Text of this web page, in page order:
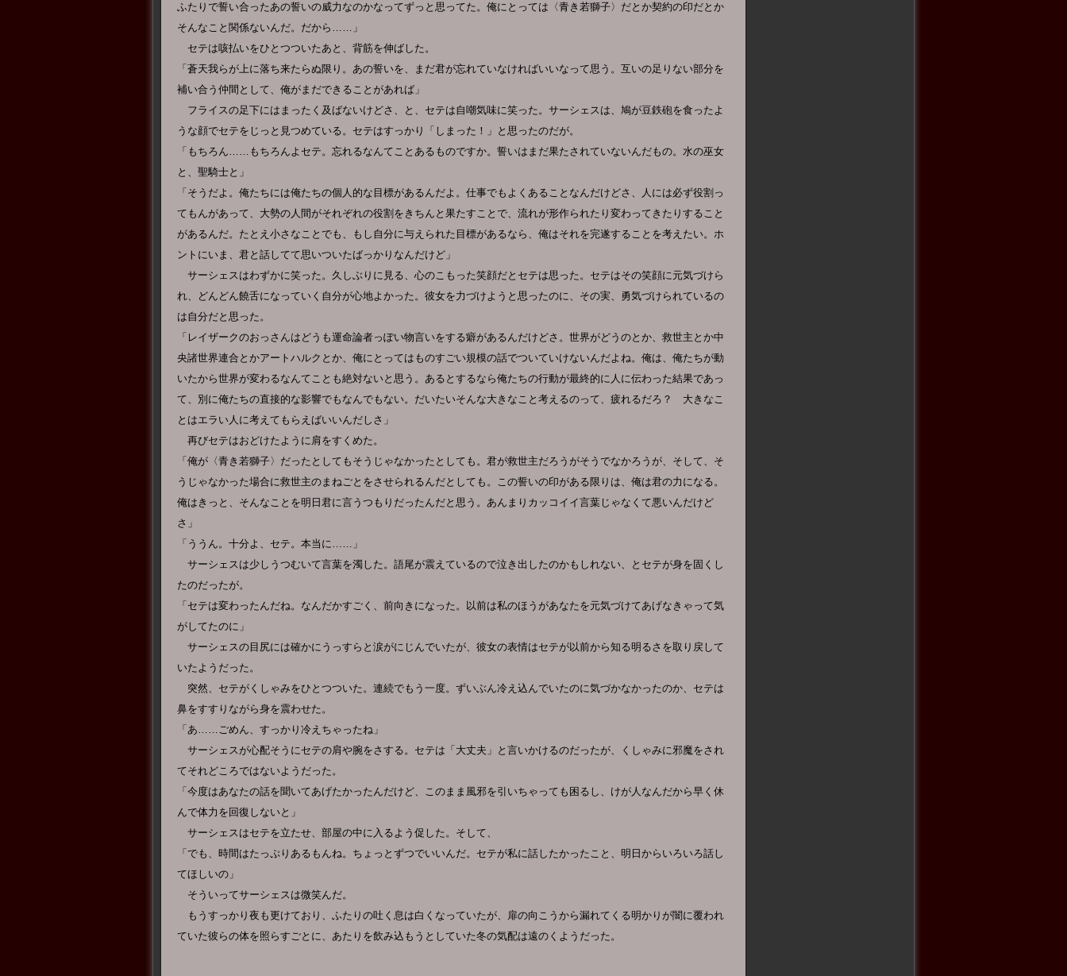
ふたりで誓い合ったあの誓いの威力なのかなってずっと思ってた。俺にとっては〈青き若獅子〉だとか契約の印だとか
そんなこと関係ないんだ。だから……」
セテは咳払いをひとつついたあと、背筋を伸ばした。
「蒼天我らが上に落ち来たらぬ限り。あの誓いを、まだ君が忘れていなければいいなって思う。互いの足りない部分を
補い合う仲間として、俺がまだできることがあれば」
フライスの足下にはまったく及ばないけどさ、と、セテは自嘲気味に笑った。サーシェスは、鳩が豆鉄砲を食ったよ
うな顔でセテをじっと見つめている。セテはすっかり「しまった！」と思ったのだが。
「もちろん……もちろんよセテ。忘れるなんてことあるものですか。誓いはまだ果たされていないんだもの。水の巫女
と、聖騎士と」
「そうだよ。俺たちには俺たちの個人的な目標があるんだよ。仕事でもよくあることなんだけどさ、人には必ず役割っ
てもんがあって、大勢の人間がそれぞれの役割をきちんと果たすことで、流れが形作られたり変わってきたりすること
があるんだ。たとえ小さなことでも、もし自分に与えられた目標があるなら、俺はそれを完遂することを考えたい。ホ
ントにいま、君と話してて思いついたばっかりなんだけど」
サーシェスはわずかに笑った。久しぶりに見る、心のこもった笑顔だとセテは思った。セテはその笑顔に元気づけら
れ、どんどん饒舌になっていく自分が心地よかった。彼女を力づけようと思ったのに、その実、勇気づけられているの
は自分だと思った。
「レイザークのおっさんはどうも運命論者っぽい物言いをする癖があるんだけどさ。世界がどうのとか、救世主とか中
央諸世界連合とかアートハルクとか、俺にとってはものすごい規模の話でついていけないんだよね。俺は、俺たちが動
いたから世界が変わるなんてことも絶対ないと思う。あるとするなら俺たちの行動が最終的に人に伝わった結果であっ
て、別に俺たちの直接的な影響でもなんでもない。だいたいそんな大きなこと考えるのって、疲れるだろ？ 大きなこ
とはエラい人に考えてもらえばいいんだしさ」
再びセテはおどけたように肩をすくめた。
「俺が〈青き若獅子〉だったとしてもそうじゃなかったとしても。君が救世主だろうがそうでなかろうが、そして、そ
うじゃなかった場合に救世主のまねごとをさせられるんだとしても。この誓いの印がある限りは、俺は君の力になる。
俺はきっと、そんなことを明日君に言うつもりだったんだと思う。あんまりカッコイイ言葉じゃなくて悪いんだけど
さ」
「ううん。十分よ、セテ。本当に……」
サーシェスは少しうつむいて言葉を濁した。語尾が震えているので泣き出したのかもしれない、とセテが身を固くし
たのだったが。
「セテは変わったんだね。なんだかすごく、前向きになった。以前は私のほうがあなたを元気づけてあげなきゃって気
がしてたのに」
サーシェスの目尻には確かにうっすらと涙がにじんでいたが、彼女の表情はセテが以前から知る明るさを取り戻して
いたようだった。
突然、セテがくしゃみをひとつついた。連続でもう一度。ずいぶん冷え込んでいたのに気づかなかったのか、セテは
鼻をすすりながら身を震わせた。
「あ……ごめん、すっかり冷えちゃったね」
サーシェスが心配そうにセテの肩や腕をさする。セテは「大丈夫」と言いかけるのだったが、くしゃみに邪魔をされ
てそれどころではないようだった。
「今度はあなたの話を聞いてあげたかったんだけど、このまま風邪を引いちゃっても困るし、けが人なんだから早く休
んで体力を回復しないと」
サーシェスはセテを立たせ、部屋の中に入るよう促した。そして、
「でも、時間はたっぷりあるもんね。ちょっとずつでいいんだ。セテが私に話したかったこと、明日からいろいろ話し
てほしいの」
そういってサーシェスは微笑んだ。
もうすっかり夜も更けており、ふたりの吐く息は白くなっていたが、扉の向こうから漏れてくる明かりが闇に覆われ
ていた彼らの体を照らすごとに、あたりを飲み込もうとしていた冬の気配は遠のくようだった。